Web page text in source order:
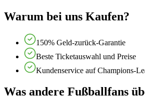
Warum bei uns Kaufen?
150% Geld-zurück-Garantie
Beste Ticketauswahl und Preise
Kundenservice auf Champions-
Was andere Fußballfans